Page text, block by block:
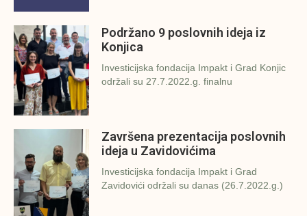
Podržano 9 poslovnih ideja iz
Konjica
Investicijska fondacija Impakt i Grad Konjic
održali su 27.7.2022.g. finalnu
Završena prezentacija poslovnih
ideja u Zavidovićima
Investicijska fondacija Impakt i Grad
Zavidovići održali su danas (26.7.2022.g.)